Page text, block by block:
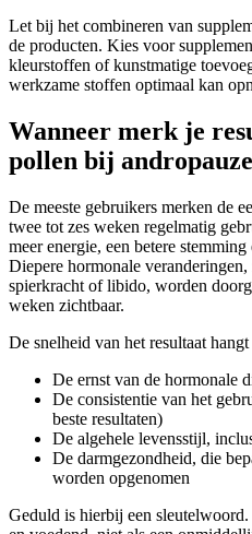
Let bij het combineren van
de producten. Kies voor
kleurstoffen of kunstmatige
werkzame stoffen optimaal kan
Wanneer merk je
pollen bij
De meeste gebruikers merken de
twee tot zes weken regelmatig
meer energie, een betere
Diepere hormonale
spierkracht of libido, worden
weken zichtbaar.
De snelheid van het resultaat
De ernst van de hormonale
De consistentie van het
beste resultaten)
De algehele levensstijl,
De darmgezondheid, die
worden opgenomen
Geduld is hierbij een